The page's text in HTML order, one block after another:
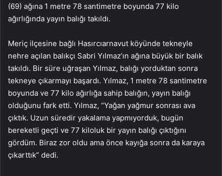
(69) ağına 1 metre 78 santimetre boyunda 77 kilo
ağırlığında yayın balığı takıldı.
Meriç ilçesine bağlı Hasırcıarnavut köyünde tekneyle
nehre açılan balıkçı Sabri Yılmaz’ın ağına büyük bir balık
takıldı. Bir süre uğraşan Yılmaz, balığı yorduktan sonra
tekneye çıkarmayı başardı. Yılmaz, 1 metre 78 santimetre
boyunda ve 77 kilo ağırlığa sahip balığın, yayın balığı
olduğunu fark etti. Yılmaz, “Yağan yağmur sonrası ava
çıktık. Uzun süredir yakalama yapmıyorduk, bugün
bereketli geçti ve 77 kiloluk bir yayın balığı çıktığını
gördüm. Biraz zor oldu ama önce kayığa sonra da karaya
çıkarttık” dedi.